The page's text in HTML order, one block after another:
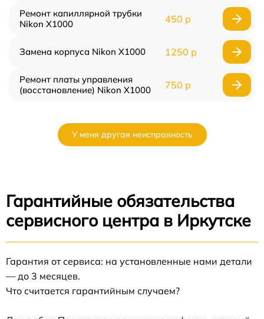
Ремонт капиллярной трубки
Nikon X1000
450 р
Замена корпуса Nikon X1000 1250 р
Ремонт платы управления
(восстановление) Nikon X1000
750 р
У меня другая неисправность
Гарантийные обязательства
сервисного центра в Иркутске
Гарантия от сервиса: на установленные нами детали
— до 3 месяцев.
Что считается гарантийным случаем?